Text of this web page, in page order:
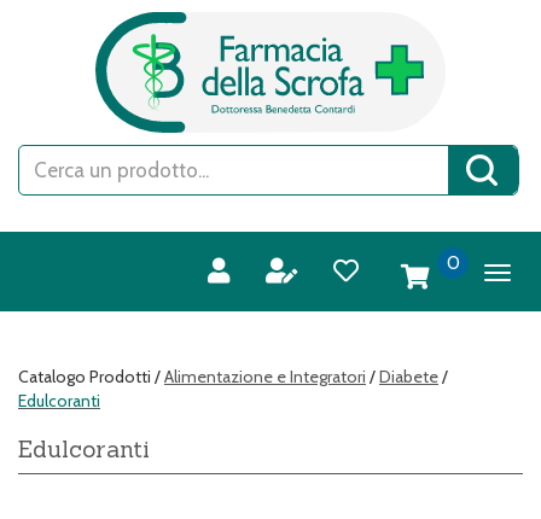
Cerca
Prodotto
0prodotti
inseriti
Catalogo Prodotti /Alimentazione e Integratori /Diabete/
Edulcoranti
Edulcoranti